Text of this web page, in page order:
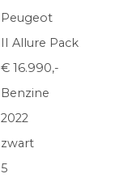
Peugeot
II Allure Pack
€ 16.990,-
Benzine
2022
zwart
5